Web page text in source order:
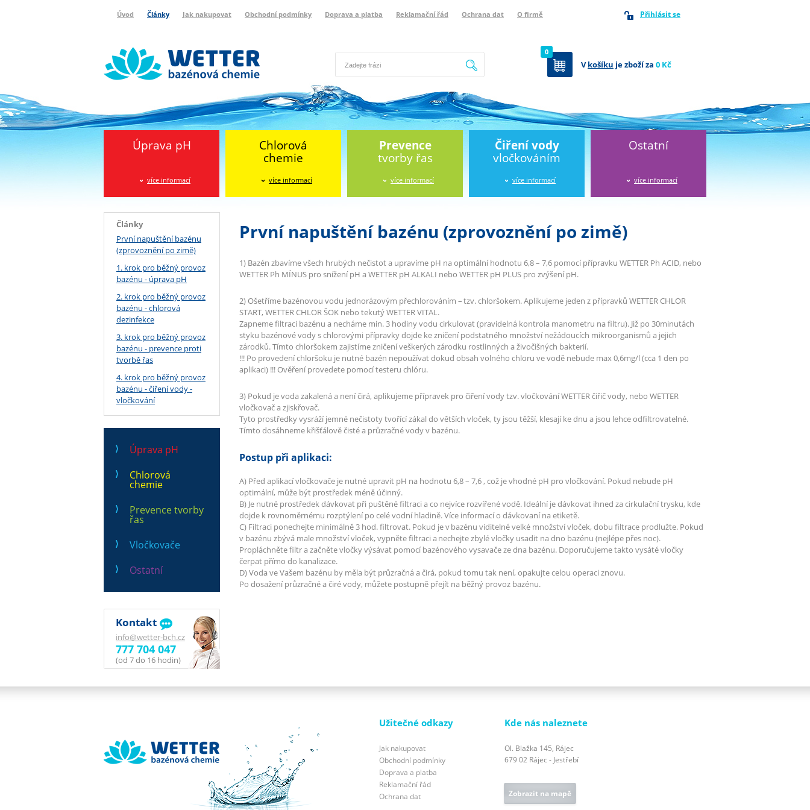
Úvod Články Jak nakupovat Obchodní podmínky Doprava a platba Reklamační řád Ochrana dat O firmě Přihlásit se
Hledat
Vkošíku je zboží za 0 Kč
0
Úprava pH
více informací
Chlorová
chemie
více informací
Prevence
tvorby řas
více informací
Čiření vody
vločkováním
více informací
Ostatní
více informací
Články
První napuštění bazénu
(zprovoznění po zimě)
1. krok pro běžný provoz
bazénu - úprava pH
2. krok pro běžný provoz
bazénu - chlorová
dezinfekce
3. krok pro běžný provoz
bazénu - prevence proti
tvorbě řas
4. krok pro běžný provoz
bazénu - čiření vody -
vločkování
Úprava pH
Chlorová
chemie
Prevence tvorby
řas
Vločkovače
Ostatní
Kontakt
info@wetter-bch.cz
777 704 047
(od 7 do 16 hodin)
První napuštění bazénu (zprovoznění po zimě)
1) Bazén zbavíme všech hrubých nečistot a upravíme pH na optimální hodnotu 6,8 – 7,6 pomocí přípravku WETTER Ph ACID, nebo
WETTER Ph MÍNUS pro snížení pH a WETTER pH ALKALI nebo WETTER pH PLUS pro zvýšení pH.
2) Ošetříme bazénovou vodu jednorázovým přechlorováním – tzv. chloršokem. Aplikujeme jeden z přípravků WETTER CHLOR
START, WETTER CHLOR ŠOK nebo tekutý WETTER VITAL.
Zapneme filtraci bazénu a necháme min. 3 hodiny vodu cirkulovat (pravidelná kontrola manometru na filtru). Již po 30minutách
styku bazénové vody s chlorovými přípravky dojde ke zničení podstatného množství nežádoucích mikroorganismů a jejich
zárodků. Tímto chloršokem zajistíme zničení veškerých zárodku rostlinných a živočišných bakterií.
!!! Po provedení chloršoku je nutné bazén nepoužívat dokud obsah volného chloru ve vodě nebude max 0,6mg/l (cca 1 den po
aplikaci) !!! Ověření provedete pomocí testeru chlóru.
3) Pokud je voda zakalená a není čirá, aplikujeme přípravek pro čiření vody tzv. vločkování WETTER čiřič vody, nebo WETTER
vločkovač a zjiskřovač.
Tyto prostředky vysráží jemné nečistoty tvořící zákal do větších vloček, ty jsou těžší, klesají ke dnu a jsou lehce odfiltrovatelné.
Tímto dosáhneme křišťálově čisté a průzračné vody v bazénu.
Postup při aplikaci:
A) Před aplikací vločkovače je nutné upravit pH na hodnotu 6,8 – 7,6 , což je vhodné pH pro vločkování. Pokud nebude pH
optimální, může být prostředek méně účinný.
B) Je nutné prostředek dávkovat při puštěné filtraci a co nejvíce rozvířené vodě. Ideální je dávkovat ihned za cirkulační trysku, kde
dojde k rovnoměrnému rozptýlení po celé vodní hladině. Více informací o dávkovaní na etiketě.
C) Filtraci ponechejte minimálně 3 hod. filtrovat. Pokud je v bazénu viditelné velké množství vloček, dobu filtrace prodlužte. Pokud
v bazénu zbývá male množství vloček, vypněte filtraci a nechejte zbylé vločky usadit na dno bazénu (nejlépe přes noc).
Propláchněte filtr a začněte vločky výsávat pomocí bazénového vysavače ze dna bazénu. Doporučujeme takto vysáté vločky
čerpat přímo do kanalizace.
D) Voda ve Vašem bazénu by měla být průzračná a čirá, pokud tomu tak není, opakujte celou operaci znovu.
Po dosažení průzračné a čiré vody, můžete postupně přejít na běžný provoz bazénu.
Užitečné odkazy
Jak nakupovat
Obchodní podmínky
Doprava a platba
Reklamační řád
Ochrana dat
Kde nás naleznete
Ol. Blažka 145, Rájec
679 02 Rájec - Jestřebí
Zobrazit na mapě